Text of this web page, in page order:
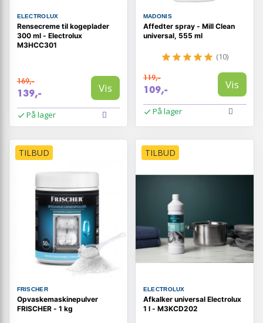
ELECTROLUX
Rensecreme til kogeplader
300 ml - Electrolux
M3HCC301
169,-
139,- Vis
På lager
MADONIS
Affedter spray - Mill Clean
universal, 555 ml
(10)
119,-
109,- Vis
På lager
TILBUD
FRISCHER
Opvaskemaskinepulver
FRISCHER - 1 kg
TILBUD
ELECTROLUX
Afkalker universal Electrolux
1 l - M3KCD202